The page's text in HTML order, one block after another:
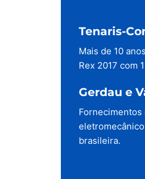
Tenaris-
Mais de 10
Rex 2017 com
Gerdau e
brasileira.